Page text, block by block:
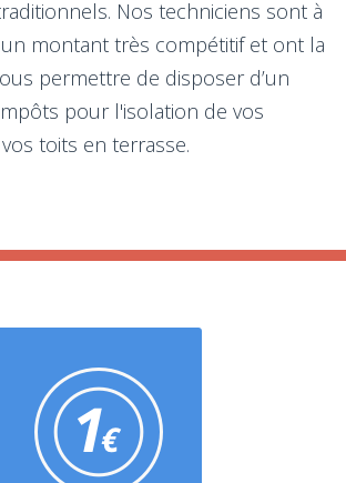
Nos techniciens sont à
montant très compétitif et ont la
permettre de disposer d’un
pour l'isolation de vos
toits en terrasse.